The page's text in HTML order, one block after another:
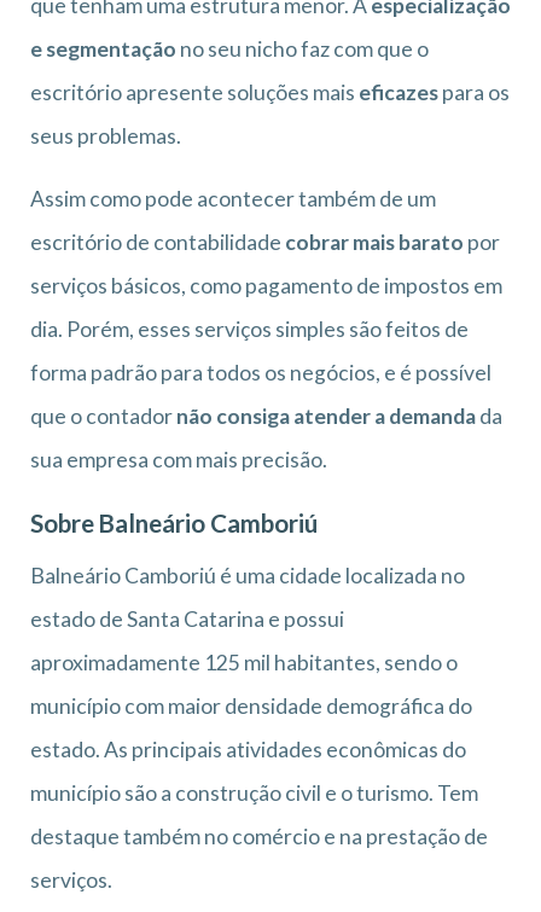
que tenham uma estrutura menor. Aespecialização
e segmentação no seu nicho faz com que o
escritório apresente soluções mais eficazespara os
seus problemas.
Assim como pode acontecer também de um
escritório de contabilidade cobrar mais barato por
serviços básicos, como pagamento de impostos em
dia. Porém, esses serviços simples são feitos de
forma padrão para todos os negócios, e é possível
que o contadornão consiga atender a demandada
sua empresa com mais precisão.
Sobre Balneário Camboriú
Balneário Camboriú é uma cidade localizada no
estado de Santa Catarina e possui
aproximadamente 125 mil habitantes, sendo o
município com maior densidade demográfica do
estado. As principais atividades econômicas do
município são a construção civil e o turismo. Tem
destaque também no comércio e na prestação de
serviços.